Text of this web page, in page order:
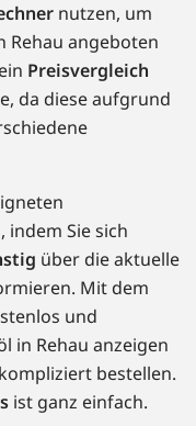
nutzen, um
Rehau angeboten
Preisvergleich
da diese aufgrund
indem Sie sich
über die aktuelle
Mit dem
und
in Rehau anzeigen
bestellen.
ist ganz einfach.